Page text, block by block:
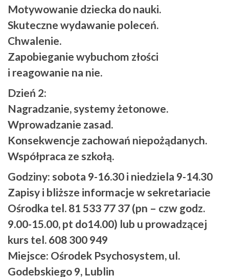
Motywowanie dziecka do nauki.
Skuteczne wydawanie poleceń.
Chwalenie.
Zapobieganie wybuchom złości
i reagowanie na nie.
Dzień 2:
Nagradzanie, systemy żetonowe.
Wprowadzanie zasad.
Konsekwencje zachowań niepożądanych.
Współpraca ze szkołą.
Godziny: sobota 9-16.30 i niedziela 9-14.30
Zapisy i bliższe informacje w sekretariacie
Ośrodka tel. 81 533 77 37 (pn – czw godz.
9.00-15.00, pt do14.00) lub u prowadzącej
kurs tel. 608 300 949
Miejsce: Ośrodek Psychosystem, ul.
Godebskiego 9, Lublin